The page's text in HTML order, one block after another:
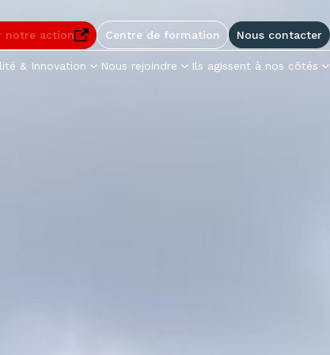
Pied de page
notre action Centre de formation Nous contacter
& Innovation Nous rejoindre Ils agissent à nos côtés